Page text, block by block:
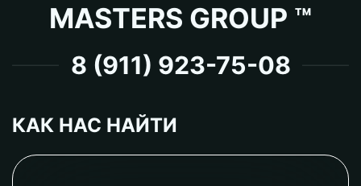
MASTERS GROUP ™
8 (911) 923-75-08
КАК НАС НАЙТИ